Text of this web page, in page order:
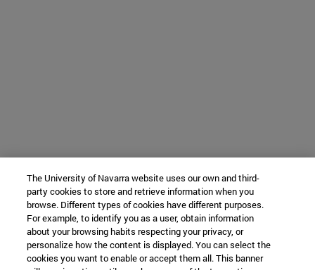
The University of Navarra website uses our own and third-
party cookies to store and retrieve information when you
browse. Different types of cookies have different purposes.
For example, to identify you as a user, obtain information
about your browsing habits respecting your privacy, or
personalize how the content is displayed. You can select the
cookies you want to enable or accept them all. This banner